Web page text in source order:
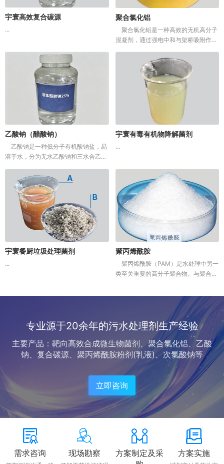
宇寰高效复合碳源
...
聚合氯化铝
聚合氯化铝是一种高效的无机高分子
混凝剂，通过强电中和与架桥吸附作
用，使水中细微颗粒迅速脱稳、凝聚形
成大絮体，从而通过沉淀或过滤被去
除。它在饮用水净化、工业废水、城市
污水及污...
乙酸钠（醋酸钠）
乙酸钠是一种低分子有机酸钠盐，易
溶于水，分为无水乙酸钠和三水合乙酸
域，它主要作为外加碳源，其核心价值
在于：能被反硝化菌快速利用，高效促
进总...
宇寰有毒有机物降解菌剂
...
宇寰餐厨垃圾处理菌剂
...
聚丙烯酰胺
聚丙烯酰胺（PAM）是水处理中另一
类至关重要的高分子聚合物。与聚合氯
超长的分子链所产生的强大“吸附架...
专业源于20余年的污水处理剂生产经验
主要产品：靶向高效合成微生物菌剂、聚合氯化铝、乙酸
钠、复合碳源、聚丙烯酰胺粉剂(乳液)、次氯酸钠等
立即咨询
需求咨询 现场勘察
方案制定及采
方案实施